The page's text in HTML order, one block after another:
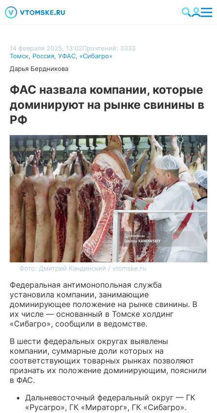
14 февраля 2025, 13:02Прочтений: 3333
Томск, Россия, УФАС, «Сибагро»
Дарья Бердникова
ФАС назвала компании, которые
доминируют на рынке свинины в
РФ
Фото: Дмитрий Кандинский / vtomske.ru
Федеральная антимонопольная служба
установила компании, занимающие
доминирующее положение на рынке свинины. В
их числе — основанный в Томске холдинг
«Сибагро», сообщили в ведомстве.
В шести федеральных округах выявлены
компании, суммарные доли которых на
соответствующих товарных рынках позволяют
признать их положение доминирующим, пояснили
в ФАС.
Дальневосточный федеральный округ — ГК
«Русагро», ГК «Мираторг», ГК «Сибагро».